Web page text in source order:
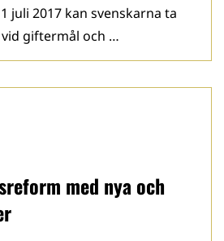
juli 2017 kan svenskarna ta
giftermål och …
med nya och